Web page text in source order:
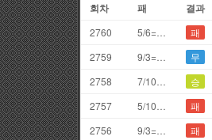
회차 패 결과
2760 5/6=1끗
패
2759
9/3=2끗
무
2758
7/10=7끗
승
2757
5/10=5끗
패
2756
9/3=2끗 패